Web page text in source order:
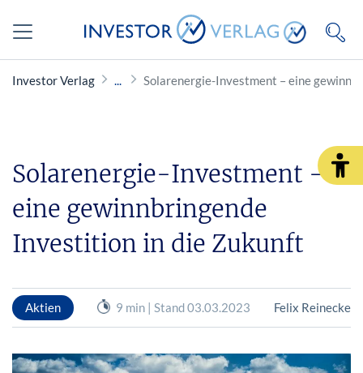
Investor Verlag Solarenergie-Investment – eine
Solarenergie-Investment –
eine gewinnbringende
Investition in die Zukunft
Aktien 9 min | Stand 03.03.2023 Felix Reinecke